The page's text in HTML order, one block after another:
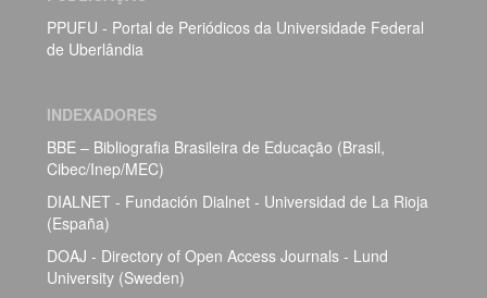
PPUFU - Portal de Periódicos da Universidade Federal
de Uberlândia
INDEXADORES
BBE – Bibliografia Brasileira de Educação (Brasil,
Cibec/Inep/MEC)
DIALNET - Fundación Dialnet - Universidad de La Rioja
(España)
DOAJ - Directory of Open Access Journals - Lund
University (Sweden)